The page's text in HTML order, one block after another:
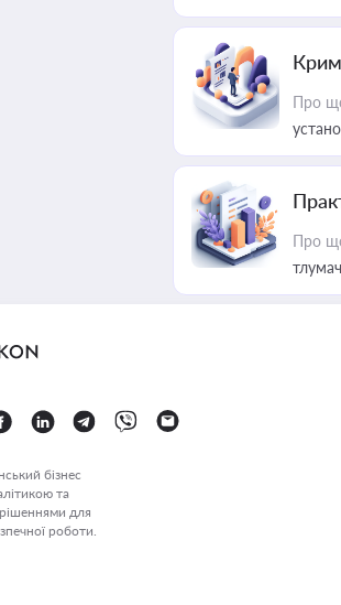
Про
Про
бізнес
та
для
роботи.